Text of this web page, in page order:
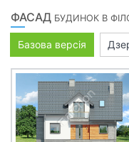
ФАСАД БУДИНОК В
Базова версія